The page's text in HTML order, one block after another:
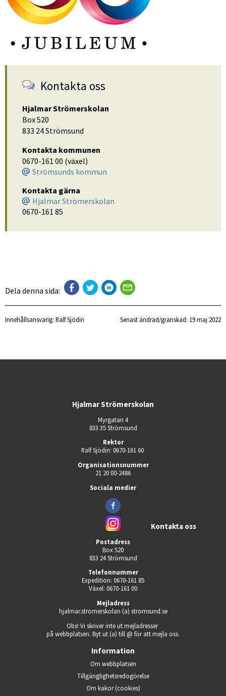
Kontakta oss
Hjalmar Strömerskolan
Box 520
833 24 Strömsund
Kontakta kommunen
0670-161 00 (växel)
Strömsunds kommun
Kontakta gärna
Hjalmar Strömerskolan
0670-161 85
Dela denna sida:
Innehållsansvarig: Ralf Sjödin Senast ändrad/granskad: 19 maj 2022
Hjalmar Strömerskolan
Myrgatan 4
833 35 Strömsund
Rektor
Ralf Sjödin: 0670-161 60
Organisationsnummer
21 20 00-2486
Sociala medier
Kontakta oss
Postadress
Box 520
833 24 Strömsund
Telefonnummer
Expedition: 0670-161 85
Växel: 0670-161 00
Mejladress
hjalmar.stromerskolan (a) stromsund.se
Obs! Vi skriver inte ut mejladresser
på webbplatsen. Byt ut (a) till @ för att mejla oss.
Information
Om webbplatsen
Tillgänglighets­redogörelse
Om kakor (cookies)